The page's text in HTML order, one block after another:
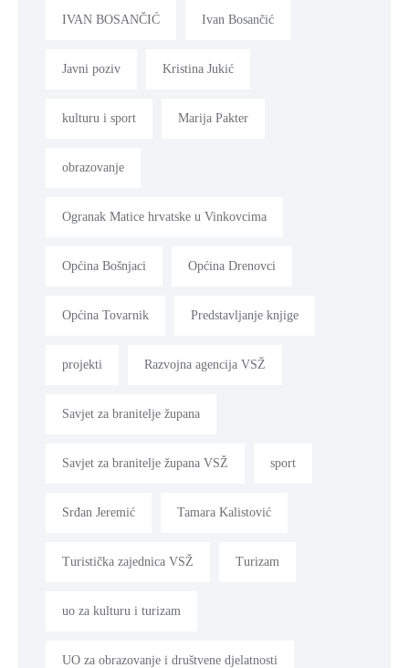
IVAN BOSANČIĆ Ivan Bosančić
Javni poziv Kristina Jukić
kulturu i sport Marija Pakter
obrazovanje
Ogranak Matice hrvatske u Vinkovcima
Općina Bošnjaci Općina Drenovci
Općina Tovarnik Predstavljanje knjige
projekti Razvojna agencija VSŽ
Savjet za branitelje župana
Savjet za branitelje župana VSŽ sport
Srđan Jeremić Tamara Kalistović
Turistička zajednica VSŽ Turizam
uo za kulturu i turizam
UO za obrazovanje i društvene djelatnosti